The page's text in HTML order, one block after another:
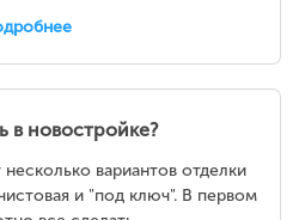
в новостройке?
вариантов отделки
и "под ключ". В первом